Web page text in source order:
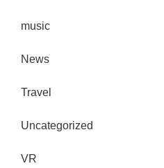
music
News
Travel
Uncategorized
VR